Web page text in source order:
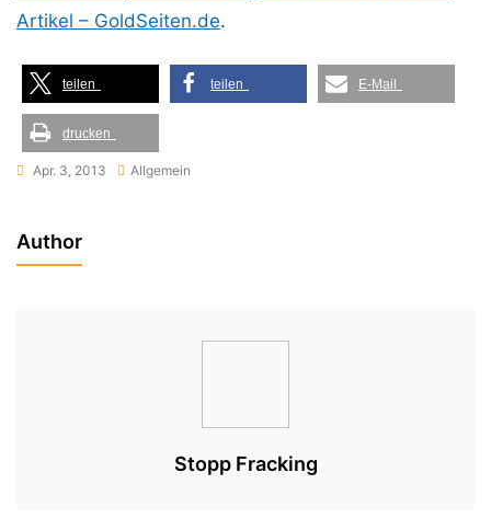
Artikel – GoldSeiten.de.
teilen teilen E-Mail
drucken
Apr. 3, 2013 Allgemein
Author
Stopp Fracking